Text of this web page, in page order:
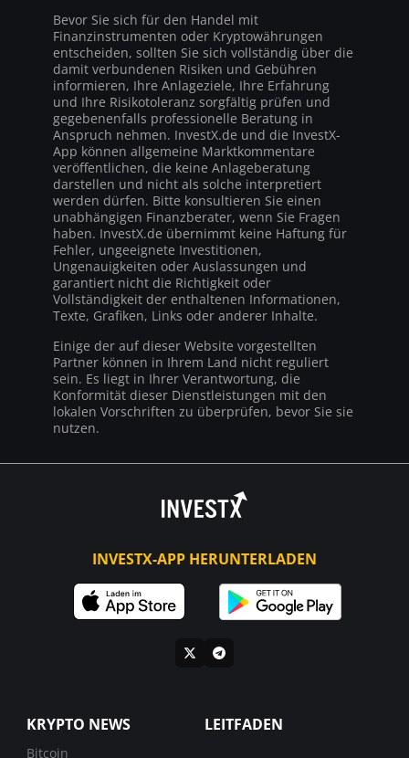
Bevor Sie sich für den Handel mit
Finanzinstrumenten oder Kryptowährungen
entscheiden, sollten Sie sich vollständig über die
damit verbundenen Risiken und Gebühren
informieren, Ihre Anlageziele, Ihre Erfahrung
und Ihre Risikotoleranz sorgfältig prüfen und
gegebenenfalls professionelle Beratung in
Anspruch nehmen. InvestX.de und die InvestX-
App können allgemeine Marktkommentare
veröffentlichen, die keine Anlageberatung
darstellen und nicht als solche interpretiert
werden dürfen. Bitte konsultieren Sie einen
unabhängigen Finanzberater, wenn Sie Fragen
haben. InvestX.de übernimmt keine Haftung für
Fehler, ungeeignete Investitionen,
Ungenauigkeiten oder Auslassungen und
garantiert nicht die Richtigkeit oder
Vollständigkeit der enthaltenen Informationen,
Texte, Grafiken, Links oder anderer Inhalte.
Einige der auf dieser Website vorgestellten
Partner können in Ihrem Land nicht reguliert
sein. Es liegt in Ihrer Verantwortung, die
Konformität dieser Dienstleistungen mit den
lokalen Vorschriften zu überprüfen, bevor Sie sie
nutzen.
INVESTX-APP HERUNTERLADEN
KRYPTO NEWS
Bitcoin
LEITFADEN